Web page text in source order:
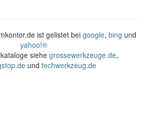
ist gelistet bei google, bing und
yahoo!®
siehe grossewerkzeuge.de,
und techwerkzeug.de